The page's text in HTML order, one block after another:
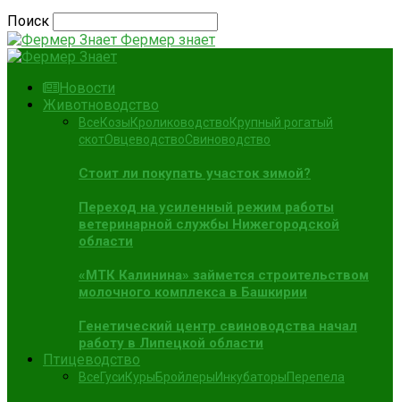
Поиск
Фермер знает
Новости
Животноводство
ВсеКозыКролиководствоКрупный рогатый
скотОвцеводствоСвиноводство
Стоит ли покупать участок зимой?
Переход на усиленный режим работы
ветеринарной службы Нижегородской
области
«МТК Калинина» займется строительством
молочного комплекса в Башкирии
Генетический центр свиноводства начал
работу в Липецкой области
Птицеводство
ВсеГусиКурыБройлерыИнкубаторыПерепела